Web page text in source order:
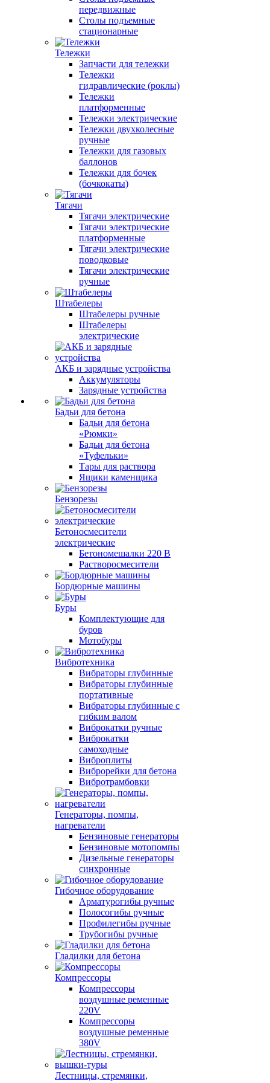
передвижные
Столы подъемные
стационарные
Тележки
Запчасти для тележки
Тележки
гидравлические (роклы)
Тележки
платформенные
Тележки электрические
Тележки двухколесные
ручные
Тележки для газовых
баллонов
Тележки для бочек
(бочкокаты)
Тягачи
Тягачи электрические
Тягачи электрические
платформенные
Тягачи электрические
поводковые
Тягачи электрические
ручные
Штабелеры
Штабелеры ручные
Штабелеры
электрические
АКБ и зарядные устройства
Аккумуляторы
Зарядные устройства
Бадьи для бетона
Бадьи для бетона
«Рюмки»
Бадьи для бетона
«Туфельки»
Тары для раствора
Ящики каменщика
Бензорезы
Бетоносмесители
электрические
Бетономешалки 220 В
Растворосмесители
Бордюрные машины
Буры
Комплектующие для
буров
Мотобуры
Вибротехника
Вибраторы глубинные
Вибраторы глубинные
портативные
Вибраторы глубинные с
гибким валом
Виброкатки ручные
Виброкатки
самоходные
Виброплиты
Виброрейки для бетона
Вибротрамбовки
Генераторы, помпы,
нагреватели
Бензиновые генераторы
Бензиновые мотопомпы
Дизельные генераторы
синхронные
Гибочное оборудование
Арматурогибы ручные
Полосогибы ручные
Профилегибы ручные
Трубогибы ручные
Гладилки для бетона
Компрессоры
Компрессоры
воздушные ременные
220V
Компрессоры
воздушные ременные
380V
Лестницы, стремянки,